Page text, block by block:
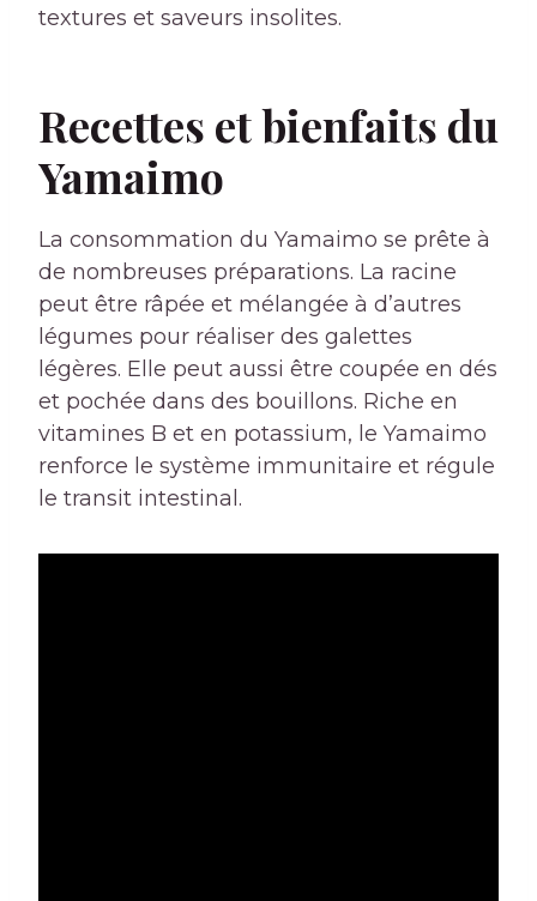
textures et saveurs insolites.
Recettes et bienfaits du
Yamaimo
La consommation du Yamaimo se prête à
de nombreuses préparations. La racine
peut être râpée et mélangée à d’autres
légumes pour réaliser des galettes
légères. Elle peut aussi être coupée en dés
et pochée dans des bouillons. Riche en
vitamines B et en potassium, le Yamaimo
renforce le système immunitaire et régule
le transit intestinal.